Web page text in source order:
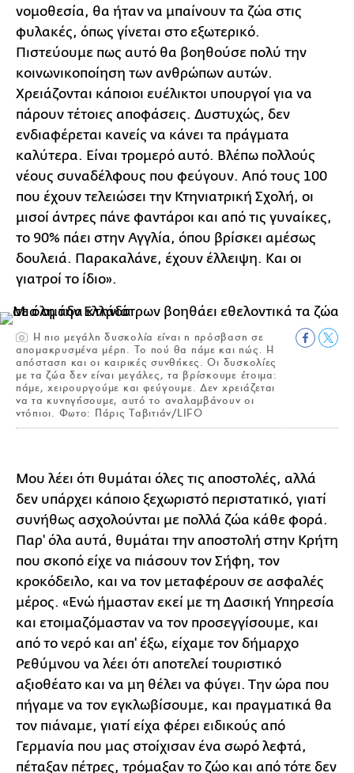
νομοθεσία, θα ήταν να μπαίνουν τα ζώα στις
φυλακές, όπως γίνεται στο εξωτερικό.
Πιστεύουμε πως αυτό θα βοηθούσε πολύ την
κοινωνικοποίηση των ανθρώπων αυτών.
Χρειάζονται κάποιοι ευέλικτοι υπουργοί για να
πάρουν τέτοιες αποφάσεις. Δυστυχώς, δεν
ενδιαφέρεται κανείς να κάνει τα πράγματα
καλύτερα. Είναι τρομερό αυτό. Βλέπω πολλούς
νέους συναδέλφους που φεύγουν. Από τους 100
που έχουν τελειώσει την Κτηνιατρική Σχολή, οι
μισοί άντρες πάνε φαντάροι και από τις γυναίκες,
το 90% πάει στην Αγγλία, όπου βρίσκει αμέσως
δουλειά. Παρακαλάνε, έχουν έλλειψη. Και οι
γιατροί το ίδιο».
Η πιο μεγάλη δυσκολία είναι η πρόσβαση σε
απομακρυσμένα μέρη. Το πού θα πάμε και πώς. Η
απόσταση και οι καιρικές συνθήκες. Οι δυσκολίες
με τα ζώα δεν είναι μεγάλες, τα βρίσκουμε έτοιμα:
πάμε, χειρουργούμε και φεύγουμε. Δεν χρειάζεται
να τα κυνηγήσουμε, αυτό το αναλαμβάνουν οι
ντόπιοι. Φωτο: Πάρις Ταβιτιάν/LIFO
Μου λέει ότι θυμάται όλες τις αποστολές, αλλά
δεν υπάρχει κάποιο ξεχωριστό περιστατικό, γιατί
συνήθως ασχολούνται με πολλά ζώα κάθε φορά.
Παρ' όλα αυτά, θυμάται την αποστολή στην Κρήτη
που σκοπό είχε να πιάσουν τον Σήφη, τον
κροκόδειλο, και να τον μεταφέρουν σε ασφαλές
μέρος. «Ενώ ήμασταν εκεί με τη Δασική Υπηρεσία
και ετοιμαζόμασταν να τον προσεγγίσουμε, και
από το νερό και απ' έξω, είχαμε τον δήμαρχο
Ρεθύμνου να λέει ότι αποτελεί τουριστικό
αξιοθέατο και να μη θέλει να φύγει. Την ώρα που
πήγαμε να τον εγκλωβίσουμε, και πραγματικά θα
τον πιάναμε, γιατί είχα φέρει ειδικούς από
Γερμανία που μας στοίχισαν ένα σωρό λεφτά,
πέταξαν πέτρες, τρόμαξαν το ζώο και από τότε δεν